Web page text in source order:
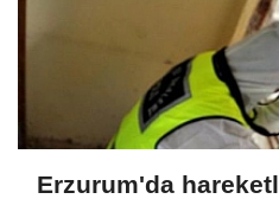
Erzurum'da